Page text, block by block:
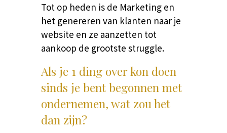
Tot op heden is de Marketing en
het genereren van klanten naar je
website en ze aanzetten tot
aankoop de grootste struggle.
Als je 1 ding over kon doen
sinds je bent begonnen met
ondernemen, wat zou het
dan zijn?